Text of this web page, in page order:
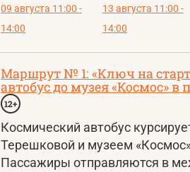
09 августа 11:00 -
14:00
13 августа 11:00 -
14:00
Маршрут № 1: «Ключ на
автобус до музея «Космос» в
12+
Космический автобус
Терешковой и музеем
Пассажиры отправляются в